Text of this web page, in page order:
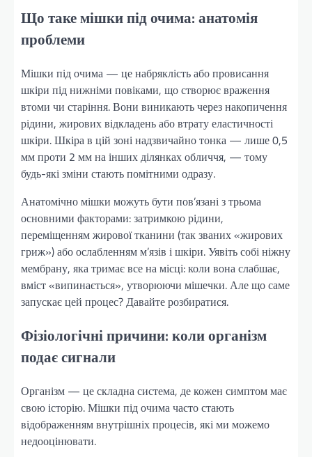
Що таке мішки під очима: анатомія
проблеми
Мішки під очима — це набряклість або провисання
шкіри під нижніми повіками, що створює враження
втоми чи старіння. Вони виникають через накопичення
рідини, жирових відкладень або втрату еластичності
шкіри. Шкіра в цій зоні надзвичайно тонка — лише 0,5
мм проти 2 мм на інших ділянках обличчя, — тому
будь-які зміни стають помітними одразу.
Анатомічно мішки можуть бути пов’язані з трьома
основними факторами: затримкою рідини,
переміщенням жирової тканини (так званих «жирових
гриж») або ослабленням м’язів і шкіри. Уявіть собі ніжну
мембрану, яка тримає все на місці: коли вона слабшає,
вміст «випинається», утворюючи мішечки. Але що саме
запускає цей процес? Давайте розбиратися.
Фізіологічні причини: коли організм
подає сигнали
Організм — це складна система, де кожен симптом має
свою історію. Мішки під очима часто стають
відображенням внутрішніх процесів, які ми можемо
недооцінювати.